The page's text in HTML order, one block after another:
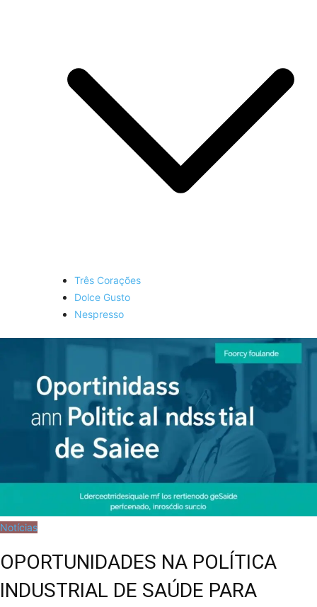
Três Corações
Dolce Gusto
Nespresso
Notícias
OPORTUNIDADES NA POLÍTICA
INDUSTRIAL DE SAÚDE PARA